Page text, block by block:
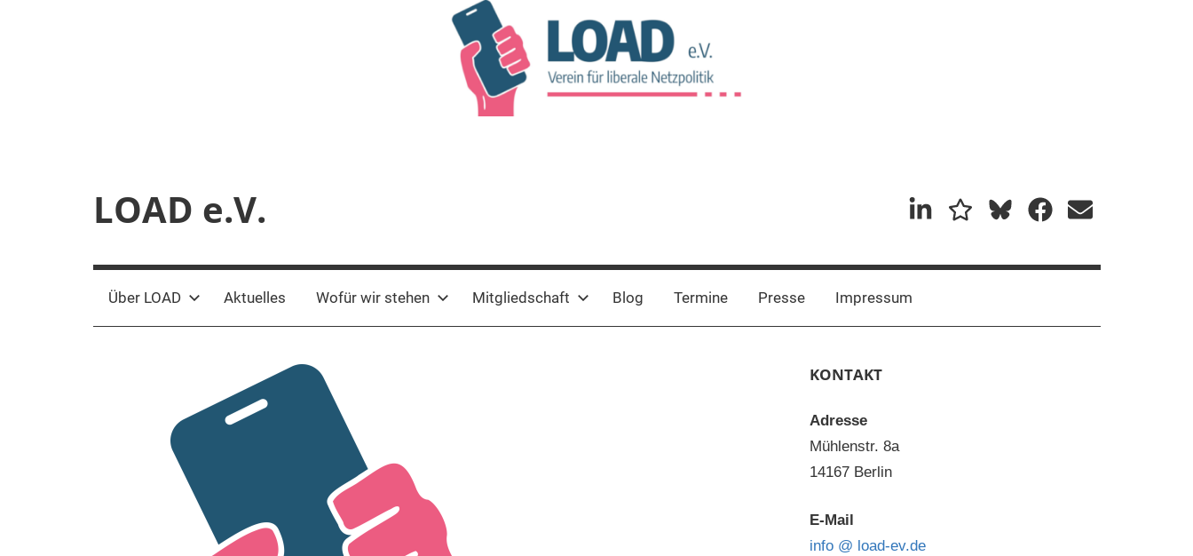
LOAD e.V.
für
liberale
MastadonBluesky
Über LOAD Aktuelles Wofür wir stehen Mitgliedschaft Blog Termine Presse Impressum
KONTAKT
Adresse
Mühlenstr. 8a
14167 Berlin
E-Mail
info @ load-ev.de